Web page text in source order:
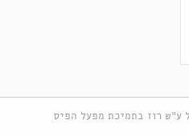
ע"ש רוז בתמיכת מפעל הפיס